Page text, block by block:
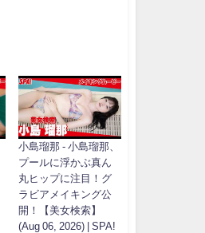
小島瑠那 - 小島瑠那、
プールに浮かぶ真ん
丸ヒップに注目！グ
ラビアメイキング公
開！【美女検索】
(Aug 06, 2026) | SPA!